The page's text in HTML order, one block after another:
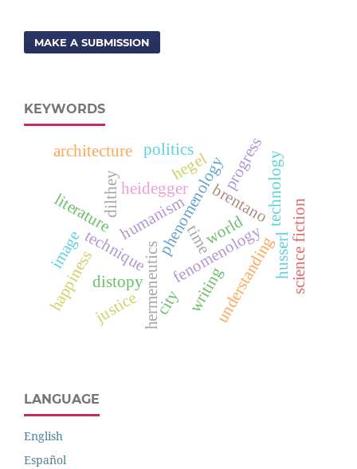
MAKE A SUBMISSION
KEYWORDS
heidegger
dilthey
fenomenology
hermeneutics understanding
phenomenology husserl
brentano
time
hegel
technique
technology
humanism
progress
world
writing
distopy
literature science fiction
politics
city
happinessjustice
architecture
image
LANGUAGE
English
Español